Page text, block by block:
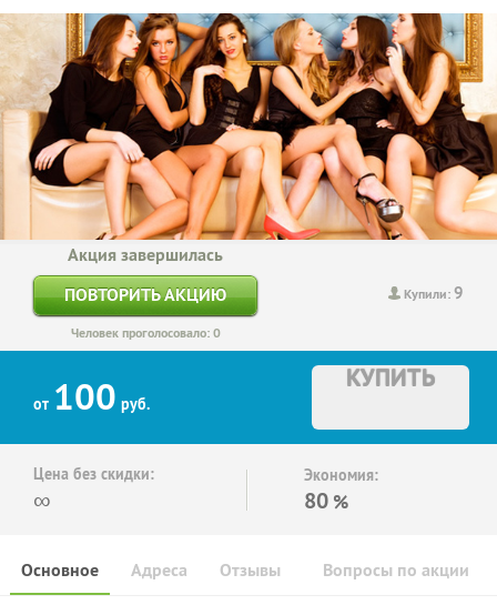
Купили:9
Акция завершилась
ПОВТОРИТЬ АКЦИЮ
Человек проголосовало: 0
от 100 руб.
КУПИТЬ
Цена без скидки:
∞
Экономия:
80 %
Основное Отзывы Вопросы по акции
Адреса